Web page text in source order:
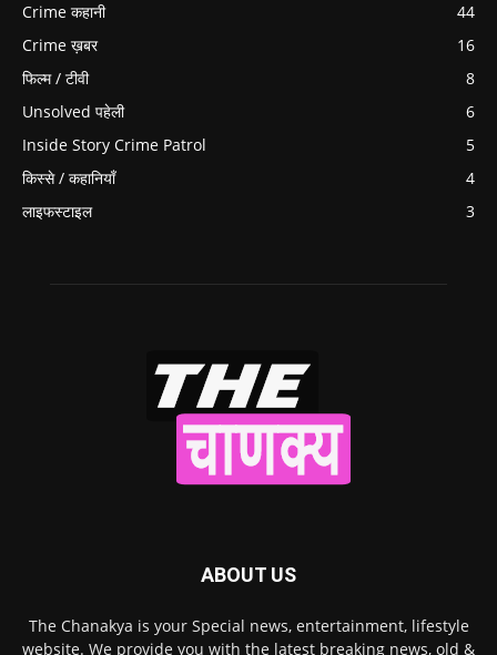
Crime कहानी
44
Crime ख़बर
16
फिल्म / टीवी
8
Unsolved पहेली
6
Inside Story Crime Patrol
5
किस्से / कहानियाँ
4
लाइफस्टाइल
3
ABOUT US
The Chanakya is your Special news, entertainment, lifestyle
website. We provide you with the latest breaking news, old &